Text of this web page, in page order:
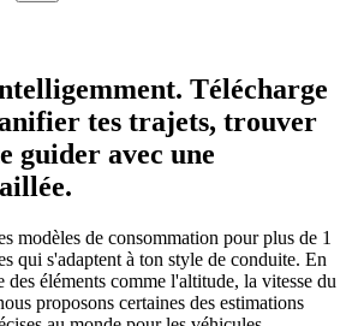
Télécharge
tes trajets, trouver
guider avec une
modèles de consommation pour plus de 1
qui s'adaptent à ton style de conduite. En
des éléments comme l'altitude, la vitesse du
proposons certaines des estimations